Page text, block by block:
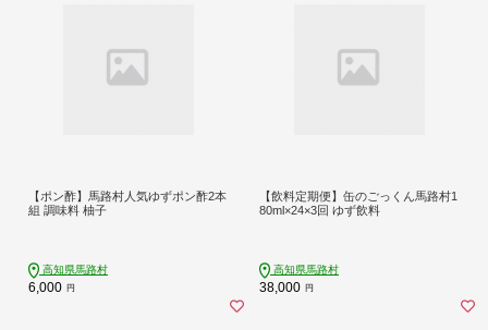
【ポン酢】馬路村人気ゆずポン酢2本
組 調味料 柚子
高知県馬路村
6,000 円
【飲料定期便】缶のごっくん馬路村1
80ml×24×3回 ゆず飲料
高知県馬路村
38,000 円